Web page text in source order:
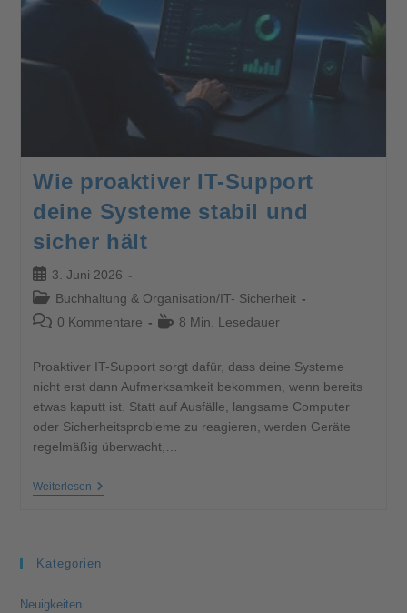
Wie proaktiver IT-Support
deine Systeme stabil und
sicher hält
3. Juni 2026
Buchhaltung & Organisation/IT- Sicherheit
0 Kommentare
8 Min. Lesedauer
Proaktiver IT-Support sorgt dafür, dass deine Systeme
nicht erst dann Aufmerksamkeit bekommen, wenn bereits
etwas kaputt ist. Statt auf Ausfälle, langsame Computer
oder Sicherheitsprobleme zu reagieren, werden Geräte
regelmäßig überwacht,…
Weiterlesen
Kategorien
Neuigkeiten